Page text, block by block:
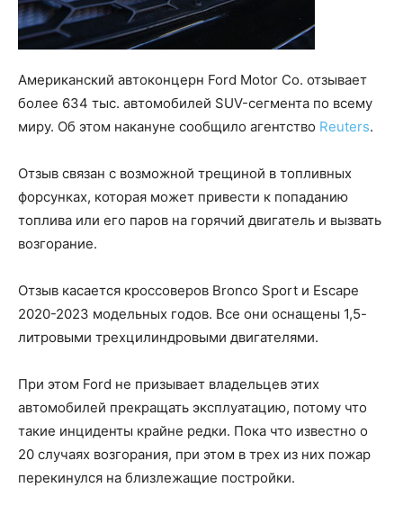
Американский автоконцерн Ford Motor Co. отзывает
более 634 тыс. автомобилей SUV-сегмента по всему
миру. Об этом накануне сообщило агентство Reuters.
Отзыв связан с возможной трещиной в топливных
форсунках, которая может привести к попаданию
топлива или его паров на горячий двигатель и вызвать
возгорание.
Отзыв касается кроссоверов Bronco Sport и Escape
2020-2023 модельных годов. Все они оснащены 1,5-
литровыми трехцилиндровыми двигателями.
При этом Ford не призывает владельцев этих
автомобилей прекращать эксплуатацию, потому что
такие инциденты крайне редки. Пока что известно о
20 случаях возгорания, при этом в трех из них пожар
перекинулся на близлежащие постройки.